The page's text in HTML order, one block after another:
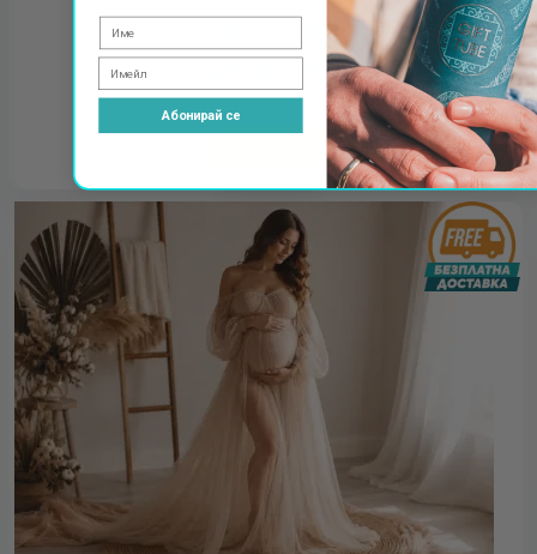
25.56€
49.99лв.
Абонирай се